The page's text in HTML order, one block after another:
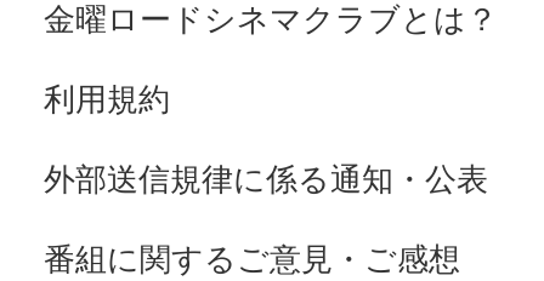
金曜ロードシネマクラブとは？
利用規約
外部送信規律に係る通知・公表
番組に関するご意見・ご感想